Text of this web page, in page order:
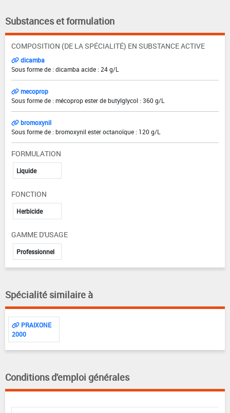
Substances et formulation
COMPOSITION (DE LA SPÉCIALITÉ) EN SUBSTANCE ACTIVE
dicamba
Sous forme de : dicamba acide : 24 g/L
mecoprop
Sous forme de : mécoprop ester de butylglycol : 360 g/L
bromoxynil
Sous forme de : bromoxynil ester octanoïque : 120 g/L
FORMULATION
Liquide
FONCTION
Herbicide
GAMME D'USAGE
Professionnel
Spécialité similaire à
PRAIXONE
2000
Conditions d'emploi générales